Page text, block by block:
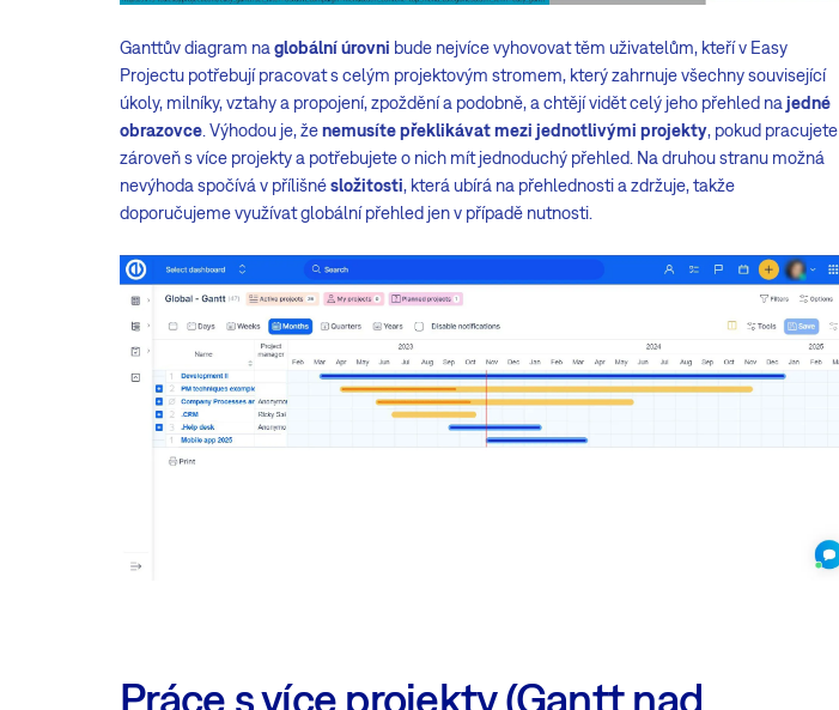
Ganttův diagram na globální úrovni bude nejvíce vyhovovat těm uživatelům, kteří v Easy
Projectu potřebují pracovat s celým projektovým stromem, který zahrnuje všechny související
úkoly, milníky, vztahy a propojení, zpoždění a podobně, a chtějí vidět celý jeho přehled na jedné
obrazovce. Výhodou je, ženemusíte překlikávat mezi jednotlivými projekty, pokud pracujete
zároveň s více projekty a potřebujete o nich mít jednoduchý přehled. Na druhou stranu možná
nevýhoda spočívá v přílišnésložitosti, která ubírá na přehlednosti a zdržuje, takže
doporučujeme využívat globální přehled jen v případě nutnosti.
Práce s více projekty (Gantt nad